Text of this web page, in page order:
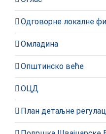
Одговорне локалне
Омладина
Општинско веће
ОЦД
План детаљне